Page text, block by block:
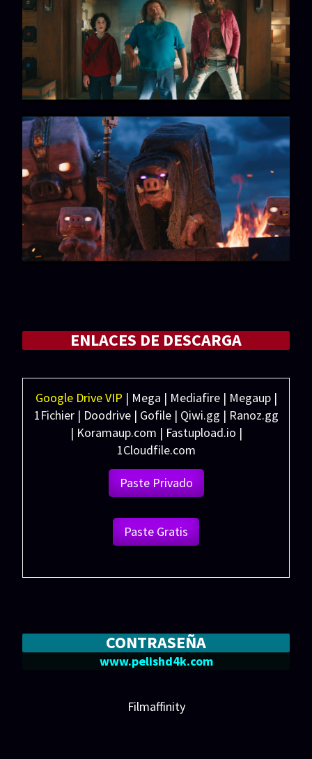
ENLACES DE DESCARGA
Google Drive VIP | Mega | Mediafire | Megaup |
1Fichier | Doodrive | Gofile | Qiwi.gg | Ranoz.gg
| Koramaup.com | Fastupload.io |
1Cloudfile.com
Paste Privado
Paste Gratis
CONTRASEÑA
www.pelishd4k.com
Filmaffinity